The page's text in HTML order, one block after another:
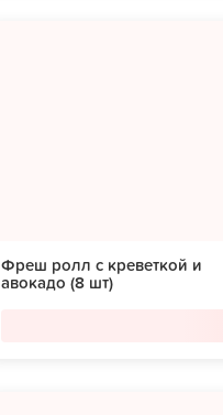
Фреш ролл с креветкой и
авокадо (8 шт)